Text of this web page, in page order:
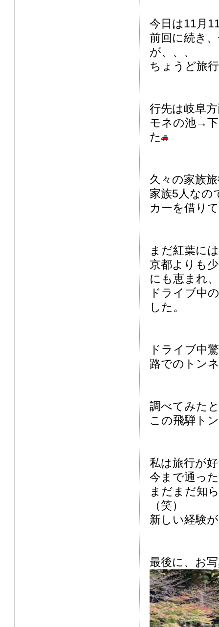
今日は11月
前回に続き
が、、、
ちょうど旅
行先は岐阜
モネの池→
た
久々の家族
家族5人なの
カーを借り
まだ紅葉に
京都よりも
にも恵まれ、
ドライブ中
した。
ドライブ中
路でのトン
調べてみた
この飛騨ト
私は旅行が
今まで通っ
まだまだ知
（笑）
新しい経験
最後に、お